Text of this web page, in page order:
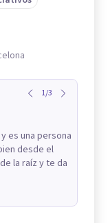
1/3
es una persona
desde el
la raíz y te da